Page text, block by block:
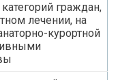
граждан,
лечении, на
курортной